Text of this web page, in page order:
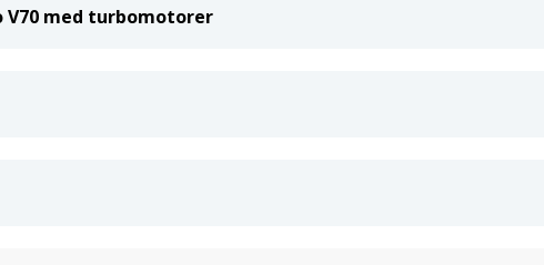
med turbomotorer